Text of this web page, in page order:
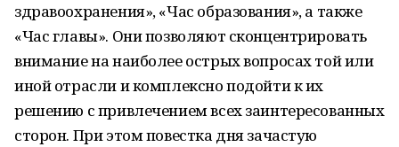
здравоохранения», «Час образования», а также
«Час главы». Они позволяют сконцентрировать
внимание на наиболее острых вопросах той или
иной отрасли и комплексно подойти к их
решению с привлечением всех заинтересованных
сторон. При этом повестка дня зачастую